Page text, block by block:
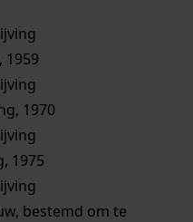
1959
1970
1975
bestemd om te